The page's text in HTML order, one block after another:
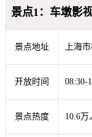
经销商
景点1：车墩影
景点地址 上海
开放时间 08:30-
景点热度 10.6